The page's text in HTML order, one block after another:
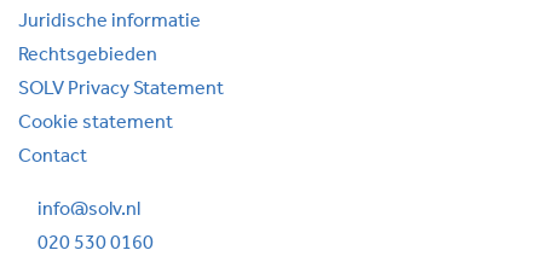
Juridische informatie
Rechtsgebieden
SOLV Privacy Statement
Cookie statement
Contact
info@solv.nl
020 530 0160